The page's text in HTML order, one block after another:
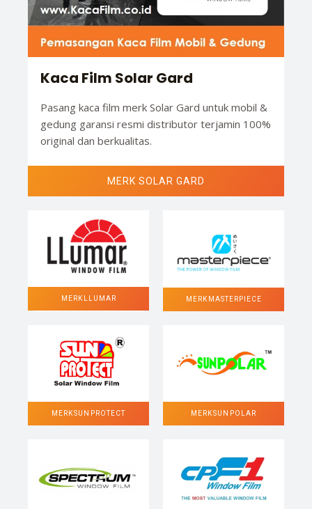
Kaca Film Solar Gard
Pasang kaca film merk Solar Gard untuk mobil &
gedung garansi resmi distributor terjamin 100%
original dan berkualitas.
MERK SOLAR GARD
MERK LLUMAR MERK MASTERPIECE
MERK SUN PROTECT MERK SUN POLAR